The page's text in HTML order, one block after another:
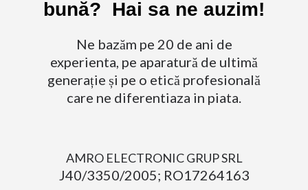
bună? Hai sa ne auzim!
Ne bazăm pe 20 de ani de
experienta, pe aparatură de ultimă
generație și pe o etică profesională
care ne diferentiaza in piata.
AMRO ELECTRONIC GRUP SRL
J40/3350/2005; RO17264163